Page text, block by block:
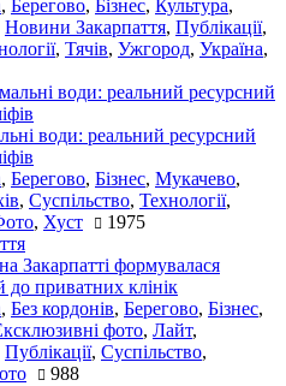
, Берегово, Бізнес, Культура,
Новини Закарпаття, Публікації,
, Тячів, Ужгород, Україна,
води: реальний ресурсний
, Берегово, Бізнес, Мукачево,
, Суспільство, Технології,
, Хуст 1975
Закарпатті формувалася
до приватних клінік
, Без кордонів, Берегово, Бізнес,
фото, Лайт,
Публікації, Суспільство,
988